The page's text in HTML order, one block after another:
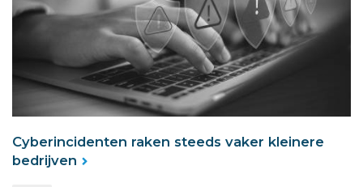
Cyberincidenten raken steeds vaker kleinere
bedrijven